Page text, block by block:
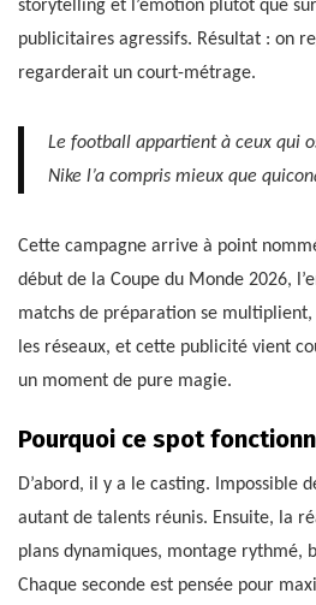
storytelling et l’émotion plutôt que
publicitaires agressifs. Résultat : on
regarderait un court-métrage.
Le football appartient à ceux qui
Nike l’a compris mieux que
Cette campagne arrive à point
début de la Coupe du Monde 2026,
matchs de préparation se
les réseaux, et cette publicité vient
un moment de pure magie.
Pourquoi ce spot
D’abord, il y a le casting. Impossible
autant de talents réunis. Ensuite, la
plans dynamiques, montage rythmé,
Chaque seconde est pensée pour